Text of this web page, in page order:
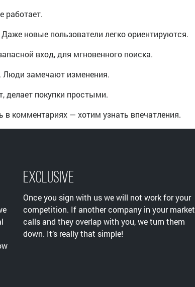
работает.
новые пользователи легко ориентируются.
вход, для мгновенного поиска.
Люди замечают изменения.
делает покупки простыми.
комментариях — хотим узнать впечатления.
Exclusive
Once you sign with us we will not work for your
competition. If another company in your market
calls and they overlap with you, we turn them
down. It’s really that simple!